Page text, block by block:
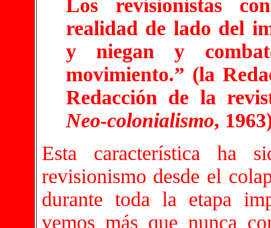
Los revisionistas
realidad de lado del
y niegan y
movimiento.” (la
Redacción de la
Neo-colonialismo,
Esta característica ha
revisionismo desde el
durante toda la etapa
vemos más que nunca